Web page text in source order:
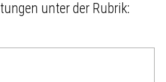
unter der Rubrik: